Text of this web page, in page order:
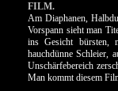
FILM.
Am Diaphanen,
Vorspann sieht man
ins Gesicht bürsten,
hauchdünne Schleier,
Unschärfebereich
Man kommt diesem